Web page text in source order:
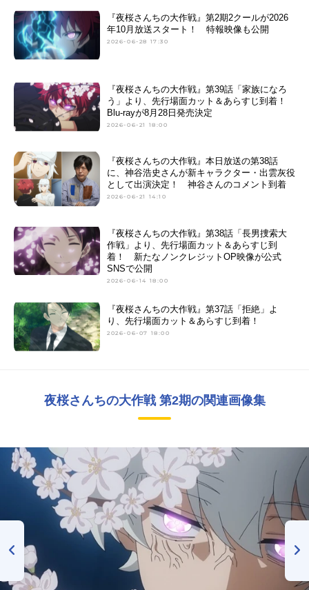
『夜桜さんちの大作戦』第2期2クールが2026
年10月放送スタート！ 特報映像も公開
2026-06-28 17:30
『夜桜さんちの大作戦』第39話「家族になろ
う」より、先行場面カット＆あらすじ到着！
Blu-rayが8月28日発売決定
2026-06-21 18:00
『夜桜さんちの大作戦』本日放送の第38話
に、神谷浩史さんが新キャラクター・出雲灰役
として出演決定！ 神谷さんのコメント到着
2026-06-21 14:10
『夜桜さんちの大作戦』第38話「長男捜索大
作戦」より、先行場面カット＆あらすじ到
着！ 新たなノンクレジットOP映像が公式
SNSで公開
2026-06-14 18:00
『夜桜さんちの大作戦』第37話「拒絶」よ
り、先行場面カット＆あらすじ到着！
2026-06-07 18:00
夜桜さんちの大作戦 第2期の関連画像集